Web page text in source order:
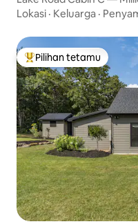
Lokasi · Keluarga ·
Pilihan utama tetamu
Pilihan tetamu